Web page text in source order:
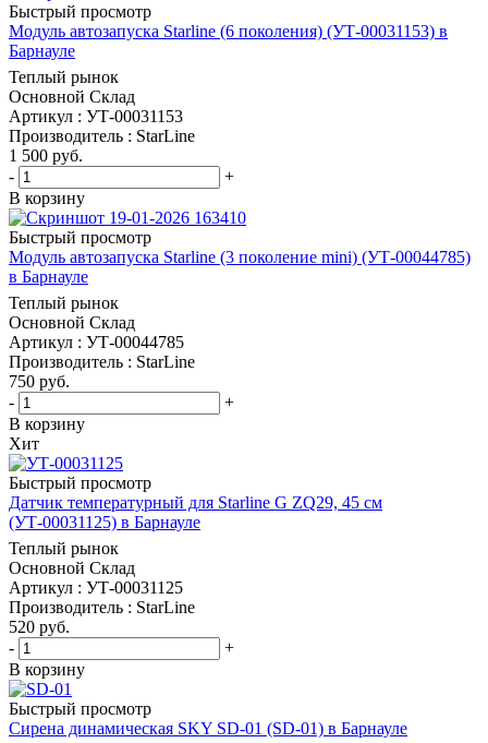
Быстрый просмотр
Модуль автозапуска Starline (6 поколения) (УТ-00031153) в
Барнауле
Теплый рынок
Основной Склад
Артикул : УТ-00031153
Производитель : StarLine
1 500 руб.
-
+
В корзину
Быстрый просмотр
Модуль автозапуска Starline (3 поколение mini) (УТ-00044785)
в Барнауле
Теплый рынок
Основной Склад
Артикул : УТ-00044785
Производитель : StarLine
750 руб.
-
+
В корзину
Хит
Быстрый просмотр
Датчик температурный для Starline G ZQ29, 45 см
(УТ-00031125) в Барнауле
Теплый рынок
Основной Склад
Артикул : УТ-00031125
Производитель : StarLine
520 руб.
-
+
В корзину
Быстрый просмотр
Сирена динамическая SKY SD-01 (SD-01) в Барнауле